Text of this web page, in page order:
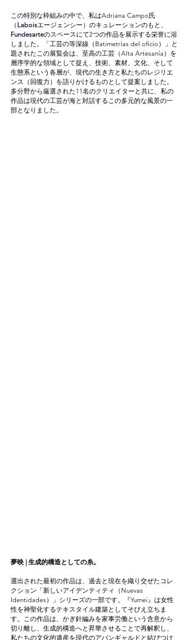
この特別な枠組みの中で、私はAdriana Campo氏
（Laboisエージェンシー）のキュレーションのもと、
Fundesarteのスペースにて2つの作品を展示する栄誉に浴
しました。「工芸の等深線（Batimetrías del oficio）」と
題されたこの展覧会は、至高の工芸（Alta Artesanía）を
層序学的な領域として捉え、技術、素材、文化、そして
生態系という各層が、現代の生き方と私たちのレジリエ
ンス（回復力）を語りかけるものとして提案しました。
多分野から厳選された11名のクリエイターと共に、私の
作品は現代の工芸が海と対話するこの多元的な風景の一
部となりました。
夢映 | 生成的構造としての糸。
選出された最初の作品は、過去と現在を織り交ぜたコレ
クション「新しいアイデンティティ（Nuevas
Identidades）」シリーズの一部です。『Yumei』は女性
性を神聖化するテキスタイル建築としてそびえ立ちま
す。この作品は、かぎ針編みを家事労働という含意から
切り離し、生成的構造へと昇華させることで再解釈し、
私たちの文化的遺産を現代のアバンギャルドと結びつけ